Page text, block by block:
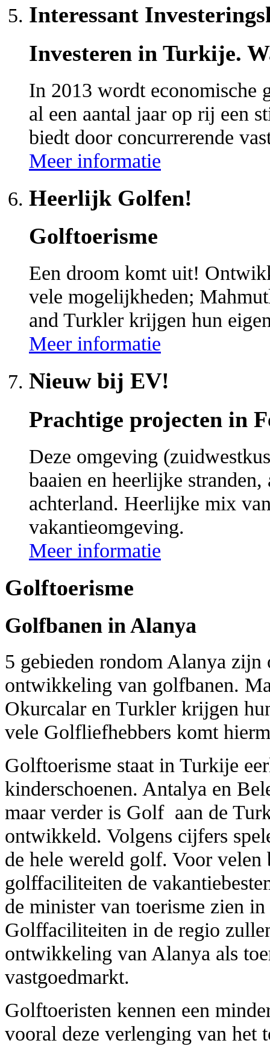
Interessant
Investeren in Turkije.
In 2013 wordt economische
al een aantal jaar op rij een
biedt door concurrerende
Meer informatie
Heerlijk Golfen!
Golftoerisme
Een droom komt uit!
vele mogelijkheden;
and Turkler krijgen hun
Meer informatie
Nieuw bij EV!
Prachtige projecten in
Deze omgeving
baaien en heerlijke
achterland. Heerlijke mix
vakantieomgeving.
Meer informatie
Golftoerisme
Golfbanen in Alanya
5 gebieden rondom Alanya
ontwikkeling van golfbanen.
Okurcalar en Turkler krijgen
vele Golfliefhebbers komt
Golftoerisme staat in Turkije
kinderschoenen. Antalya en
maar verder is Golf aan de
ontwikkeld. Volgens cijfers
de hele wereld golf. Voor velen
golffaciliteiten de
de minister van toerisme zien
Golffaciliteiten in de regio
ontwikkeling van Alanya als
vastgoedmarkt.
Golftoeristen kennen een
vooral deze verlenging van het